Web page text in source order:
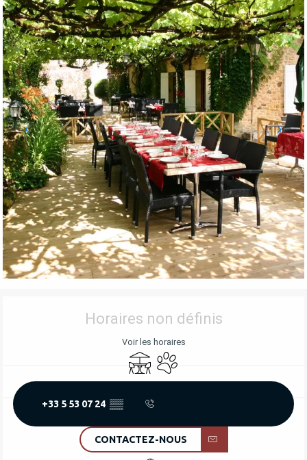
OUVERTURE ET COORDONNÉES
Horaires non définis
Voir les horaires
TerrasseAnimaux acceptés
+33 5 53 07 24 ▒▒
CONTACTEZ-NOUS